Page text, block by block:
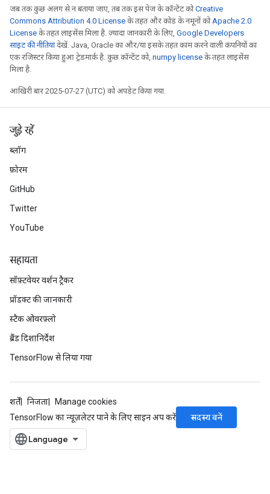
जब तक कुछ अलग से न बताया जाए, तब तक इस पेज के कॉन्टेंट कोCreative
Commons Attribution 4.0 License के तहत और कोड के नमूनों कोApache 2.0
License के तहत लाइसेंस मिला है. ज़्यादा जानकारी के लिए, Google Developers
साइट की नीतियांदेखें. Java, Oracle का और/या इसके तहत काम करने वाली कंपनियों का
एक रजिस्टर किया हुआ ट्रेडमार्क है. कुछ कॉन्टेंट को, numpy license के तहत लाइसेंस
मिला है.
आखिरी बार 2025-07-27 (UTC) को अपडेट किया गया.
जुड़े रहें
ब्लॉग
फ़ोरम
GitHub
Twitter
YouTube
सहायता
सॉफ़्टवेयर वर्शन ट्रैकर
प्रॉडक्ट की जानकारी
स्टैक ओवरफ़्लो
ब्रैंड दिशानिर्देश
TensorFlow से लिया गया
शर्तें निजता
Manage cookies
TensorFlow का न्यूज़लेटर पाने के लिए साइन अप करें
सदस्य बनें